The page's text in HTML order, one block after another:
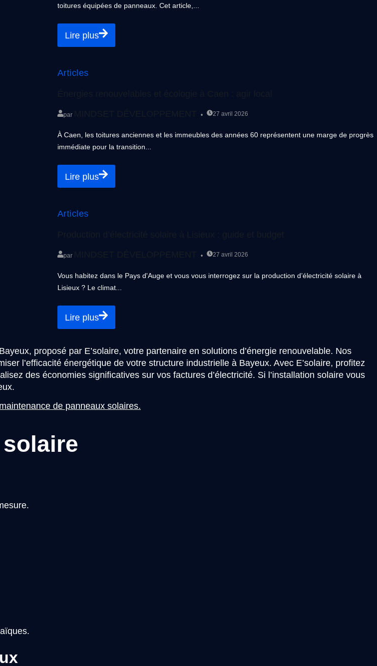
toitures équipées de panneaux. Cet article,...
Lire plus
Articles
par 27 avril 2026
À Caen, les toitures anciennes et les immeubles des années 60 représentent une marge de progrès
immédiate pour la transition...
Lire plus
Articles
par 27 avril 2026
Vous habitez dans le Pays d'Auge et vous vous interrogez sur la production d’électricité solaire à
Lisieux ? Le climat...
Lire plus
proposé par E’solaire, votre partenaire en solutions d’énergie renouvelable. Nos
l’efficacité énergétique de votre structure industrielle à Bayeux. Avec E’solaire, profitez
des économies significatives sur vos factures d’électricité. Si l’installation solaire vous
de panneaux solaires.